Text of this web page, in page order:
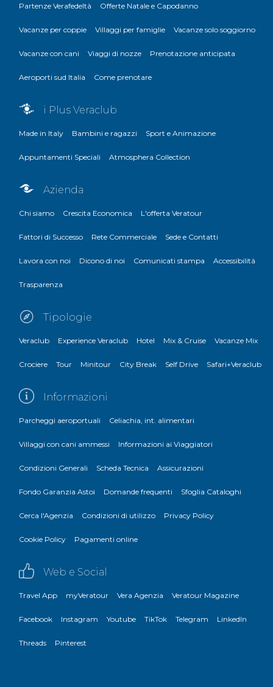
Partenze Verafedeltà Offerte Natale e Capodanno
Vacanze per coppie Villaggi per famiglie Vacanze solo soggiorno
Vacanze con cani Viaggi di nozze Prenotazione anticipata
Aeroporti sud Italia Come prenotare
i Plus Veraclub
Made in Italy Bambini e ragazzi Sport e Animazione
Appuntamenti Speciali Atmosphera Collection
Azienda
Chi siamo Crescita Economica L'offerta Veratour
Fattori di Successo Rete Commerciale Sede e Contatti
Lavora con noi Dicono di noi Comunicati stampa Accessibilità
Trasparenza
Tipologie
Veraclub Experience Veraclub Hotel Mix & Cruise Vacanze Mix
Crociere Tour Minitour City Break Self Drive Safari+Veraclub
Informazioni
Parcheggi aeroportuali Celiachia, int. alimentari
Villaggi con cani ammessi Informazioni ai Viaggiatori
Condizioni Generali Scheda Tecnica Assicurazioni
Fondo Garanzia Astoi Domande frequenti Sfoglia Cataloghi
Cerca l'Agenzia Condizioni di utilizzo Privacy Policy
Cookie Policy Pagamenti online
Web e Social
Travel App myVeratour Vera Agenzia Veratour Magazine
Facebook Instagram Youtube TikTok Telegram LinkedIn
Threads Pinterest